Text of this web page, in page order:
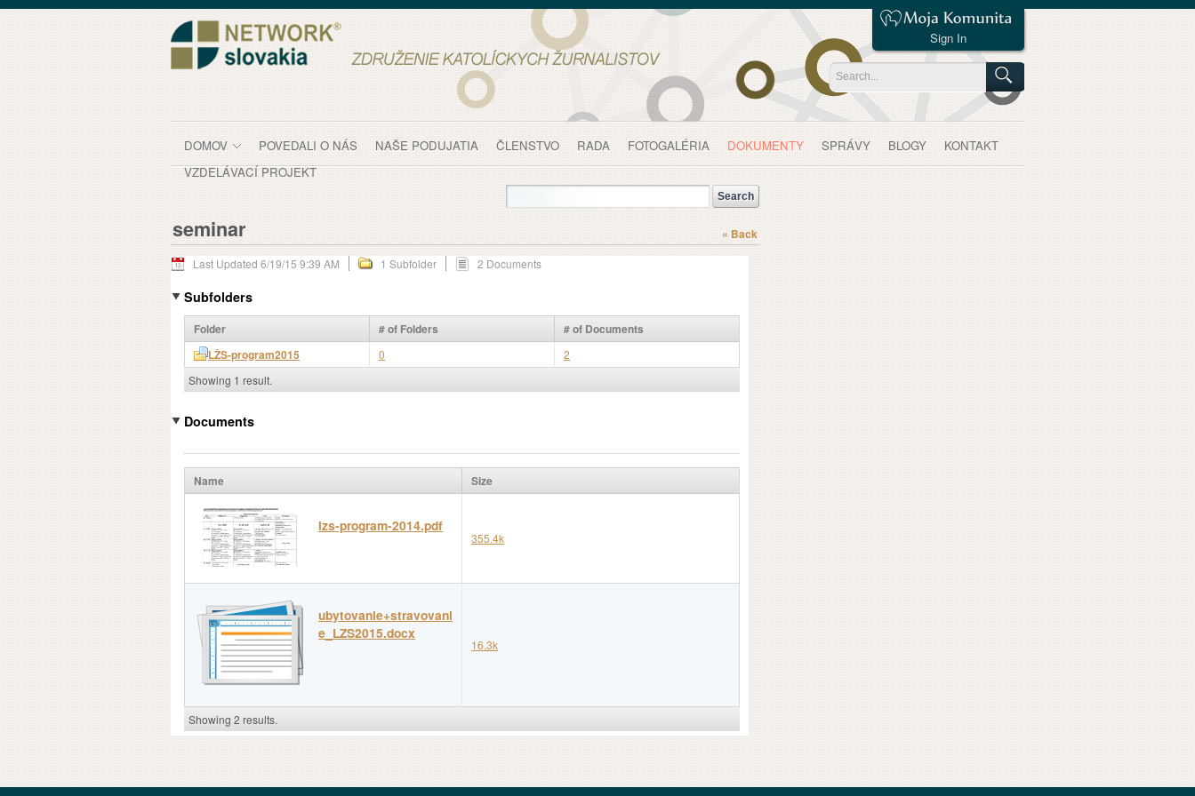
Sign In
DOMOV POVEDALI O NÁS NAŠE PODUJATIA ČLENSTVO RADA FOTOGALÉRIA DOKUMENTY SPRÁVY BLOGY
KONTAKT
VZDELÁVACÍ PROJEKT
« Back
seminar
Last Updated 6/19/15 9:39 AM 1 Subfolder 2 Documents
Subfolders
Folder # of Folders
# of Documents
LŽS-program2015
0
2
Showing 1 result.
Documents
Name Size
lzs-program-2014.pdf
355.4k
ubytovanie+stravovani
e_LZS2015.docx
16.3k
Showing 2 results.